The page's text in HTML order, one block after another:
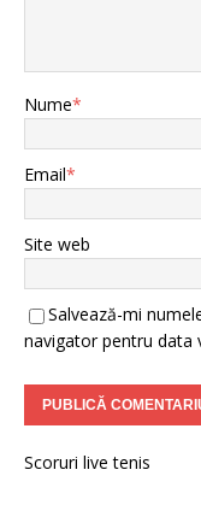
Nume*
Email*
Site web
Salvează-mi
navigator pentru data
Scoruri live tenis